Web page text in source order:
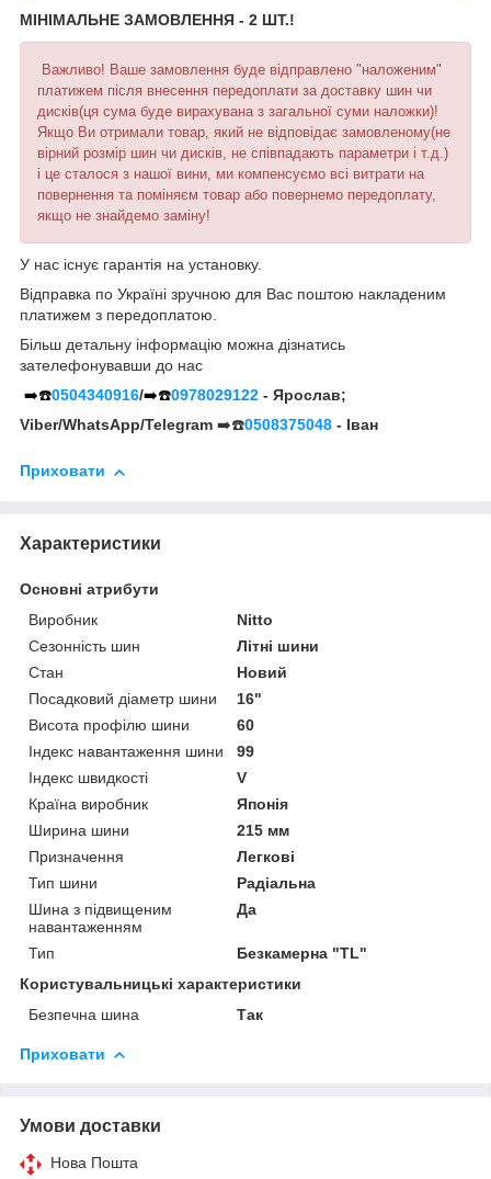
МІНІМАЛЬНЕ ЗАМОВЛЕННЯ - 2 ШТ.!
Важливо! Ваше замовлення буде відправлено "наложеним"
платижем після внесення передоплати за доставку шин чи
дисків(ця сума буде вирахувана з загальної суми наложки)!
Якщо Ви отримали товар, який не відповідає замовленому(не
вірний розмір шин чи дисків, не співпадають параметри і т.д.)
і це сталося з нашої вини, ми компенсуємо всі витрати на
повернення та поміняєм товар або повернемо передоплату,
якщо не знайдемо заміну!
У нас існує гарантія на установку.
Відправка по Україні зручною для Вас поштою накладеним
платижем з передоплатою.
Більш детальну інформацію можна дізнатись
зателефонувавши до нас
➡️☎️0504340916/➡️☎️0978029122 - Ярослав;
Viber/WhatsApp/Telegram ➡️☎️0508375048 - Іван
Приховати
Характеристики
Основні атрибути
Виробник
Nitto
Сезонність шин
Літні шини
Стан
Новий
Посадковий діаметр шини
16"
Висота профілю шини
60
Індекс навантаження шини
99
Індекс швидкості
V
Країна виробник
Японія
Ширина шини
215 мм
Призначення
Легкові
Тип шини
Радіальна
Шина з підвищеним
навантаженням
Да
Тип
Безкамерна "TL"
Користувальницькі характеристики
Безпечна шина
Так
Приховати
Умови доставки
Нова Пошта